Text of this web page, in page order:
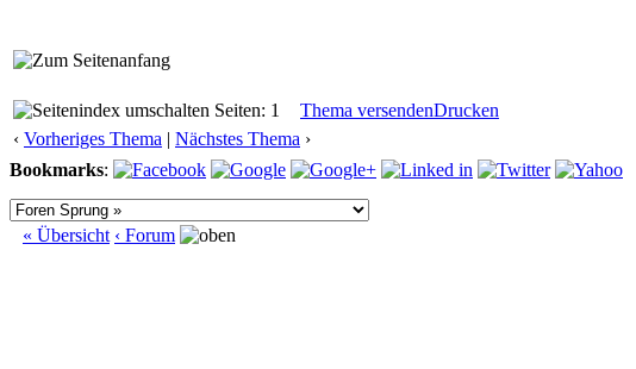
Seiten: 1
Thema versendenDrucken
‹ Vorheriges Thema | Nächstes Thema ›
Bookmarks:
« Übersicht ‹ Forum